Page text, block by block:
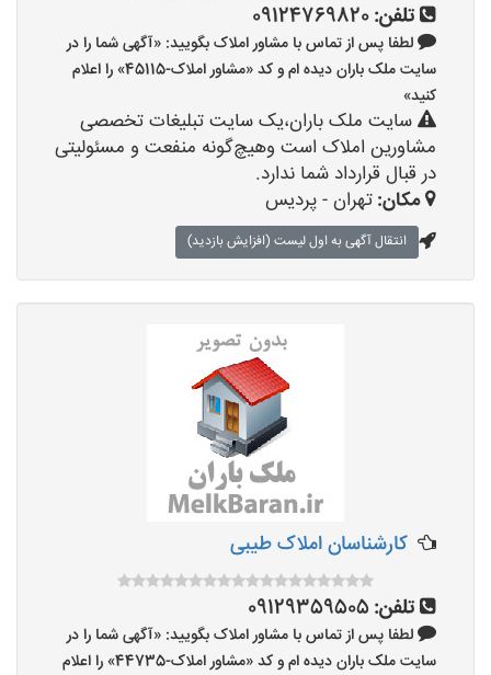
تلفن:09124769820
لطفا پس از تماس با مشاور املاک بگویید: «آگهی شما را در
سایت ملک باران دیده ام و کد «مشاور املاک-45115» را اعلام
کنید»
سایت ملک باران،یک سایت تبلیغات تخصصی
مشاورین املاک است وهیچ‌گونه منفعت و مسئولیتی
در قبال قرارداد شما ندارد.
مکان:تهران - پردیس
انتقال آگهی به اول لیست (افزایش بازدید)
کارشناسان املاک طیبی
تلفن:09129359505
لطفا پس از تماس با مشاور املاک بگویید: «آگهی شما را در
سایت ملک باران دیده ام و کد «مشاور املاک-44735» را اعلام